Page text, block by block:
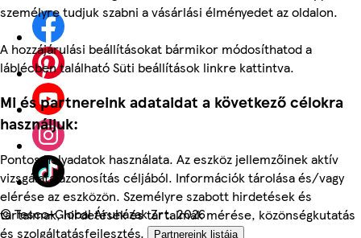
személyre tudjuk szabni a vásárlási élményedet az oldalon.
A hozzájárulási beállításokat bármikor módosíthatod a
láblécben található Süti beállítások linkre kattintva.
Mi és partnereink adataidat a következő célokra
használjuk:
Pontos helyadatok használata. Az eszköz jellemzőinek aktív
vizsgálata azonosítás céljából. Információk tárolása és/vagy
elérése az eszközön. Személyre szabott hirdetések és
tartalmak, hirdetések és tartalmak mérése, közönségkutatás
és szolgáltatásfejlesztés.
Partnereink listája
©Tesco-Global Áruházak Zrt. 2026